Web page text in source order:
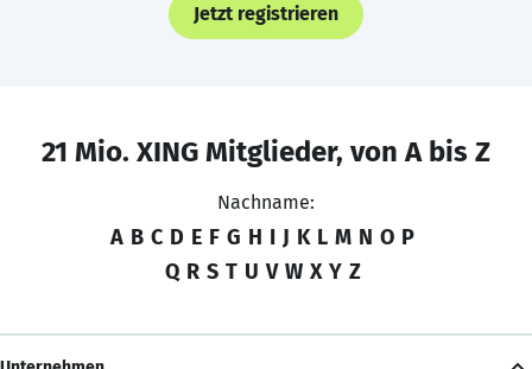
Jetzt registrieren
21 Mio. XING Mitglieder, von A bis Z
Nachname:
A B C D E F G H I J K L M N O P
Q R S T U V W X Y Z